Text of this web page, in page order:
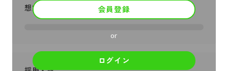
会員登録
or
ログイン
想定年収